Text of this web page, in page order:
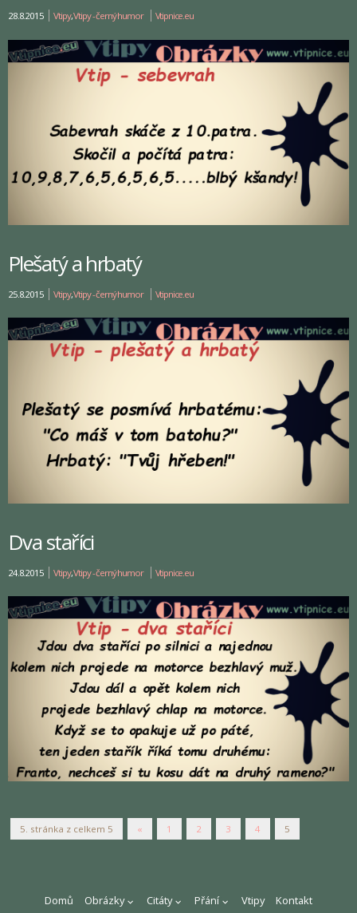
28.8.2015 Vtipy,Vtipy - černý humor Vtipnice.eu
Plešatý a hrbatý
25.8.2015 Vtipy,Vtipy - černý humor Vtipnice.eu
Dva staříci
24.8.2015 Vtipy,Vtipy - černý humor Vtipnice.eu
5. stránka z celkem 5 « 1 2 3 4 5
Domů Obrázky Citáty Přání Vtipy Kontakt